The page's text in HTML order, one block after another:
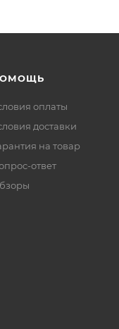
оплаты
доставки
на товар
ответ